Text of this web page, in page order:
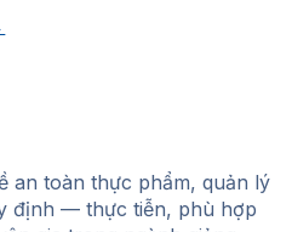
an toàn thực phẩm, quản lý
định — thực tiễn, phù hợp